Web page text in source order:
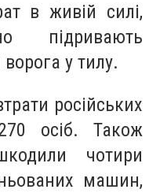
в живій силі,
підривають
у тилу.
російських
осіб. Також
чотири
машин,